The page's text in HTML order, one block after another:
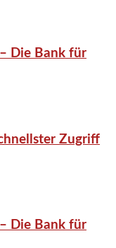
Die Bank für
Zugriff
Die Bank für